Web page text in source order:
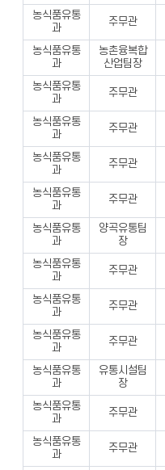
농식품유통
과
주무관
농식품유통
과
농촌융복합
산업팀장
농식품유통
과
주무관
농식품유통
과
주무관
농식품유통
과
주무관
농식품유통
과
주무관
농식품유통
과
양곡유통팀
장
농식품유통
과
주무관
농식품유통
과
주무관
농식품유통
과
주무관
농식품유통
과
유통시설팀
장
농식품유통
과
주무관
농식품유통
과
주무관